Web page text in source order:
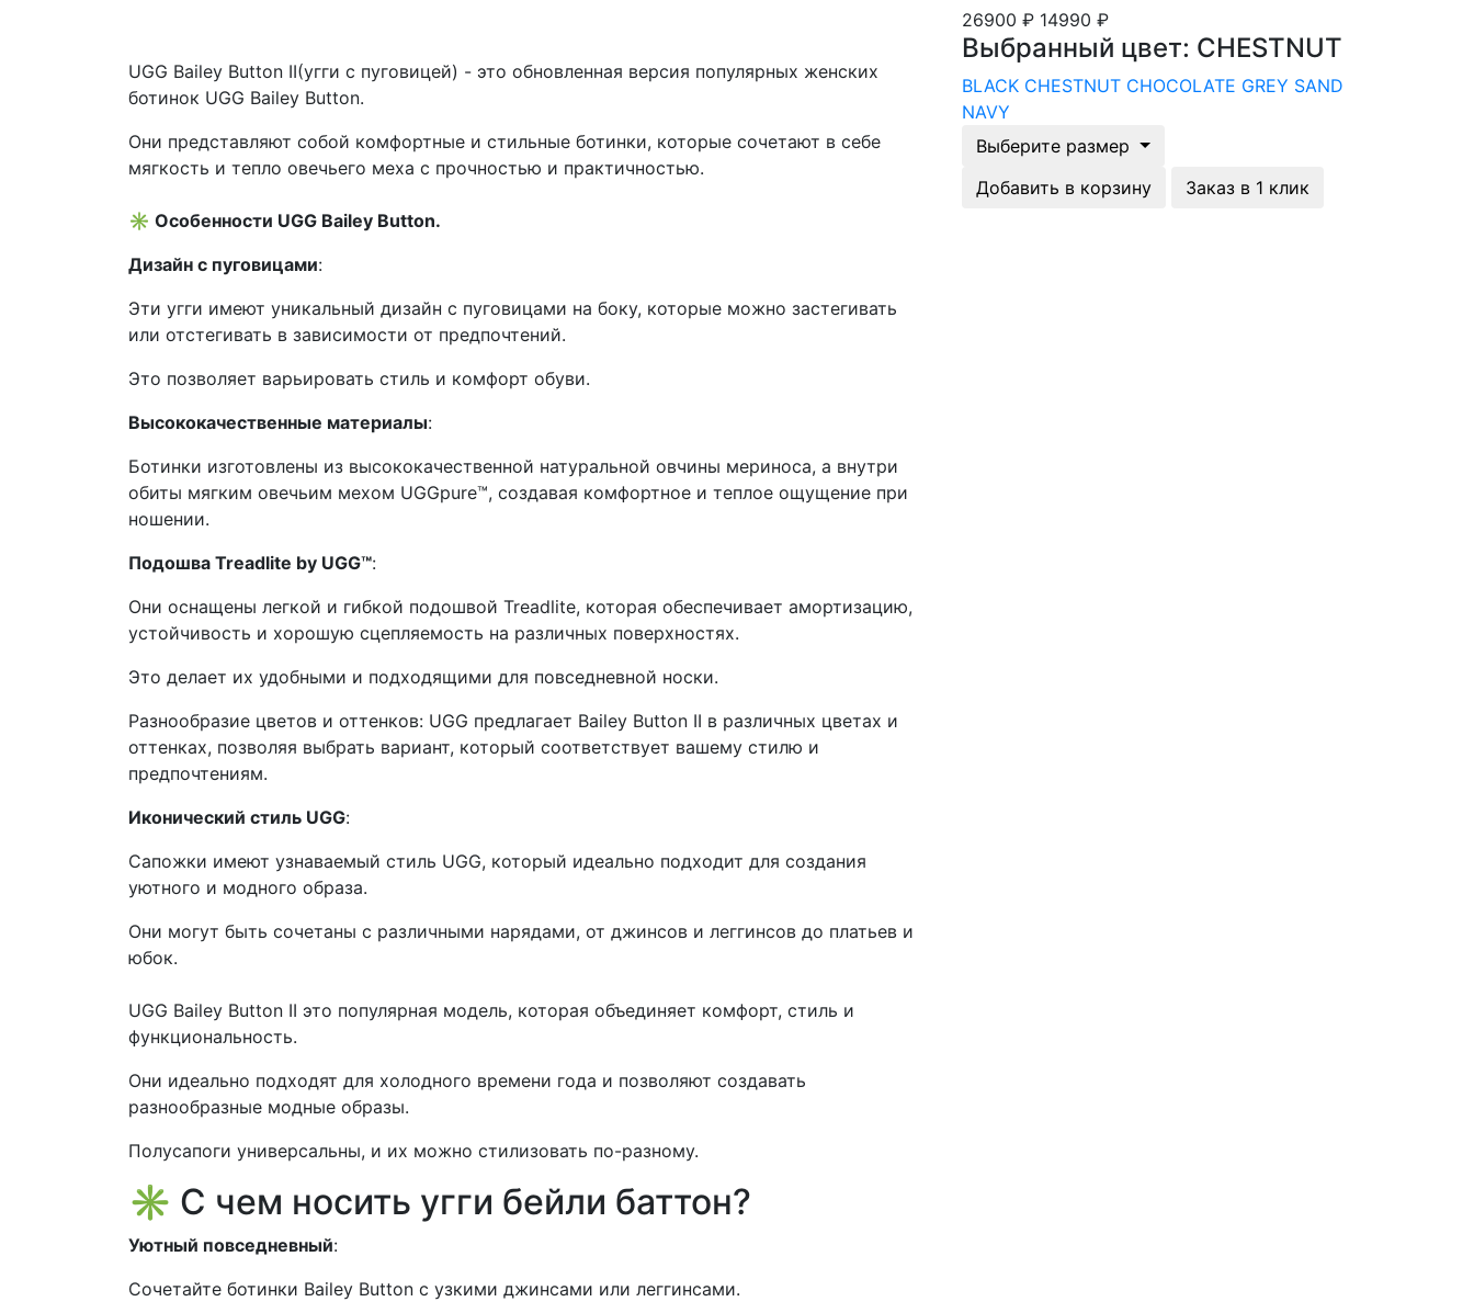
UGG Bailey Button II(угги с пуговицей) - это обновленная версия популярных женских
ботинок UGG Bailey Button.
Они представляют собой комфортные и стильные ботинки, которые сочетают в себе
мягкость и тепло овечьего меха с прочностью и практичностью.
✳ Особенности UGG Bailey Button.
Дизайн с пуговицами:
Эти угги имеют уникальный дизайн с пуговицами на боку, которые можно застегивать
или отстегивать в зависимости от предпочтений.
Это позволяет варьировать стиль и комфорт обуви.
Высококачественные материалы:
Ботинки изготовлены из высококачественной натуральной овчины мериноса, а внутри
обиты мягким овечьим мехом UGGpure™, создавая комфортное и теплое ощущение при
ношении.
Подошва Treadlite by UGG™:
Они оснащены легкой и гибкой подошвой Treadlite, которая обеспечивает амортизацию,
устойчивость и хорошую сцепляемость на различных поверхностях.
Это делает их удобными и подходящими для повседневной носки.
Разнообразие цветов и оттенков: UGG предлагает Bailey Button II в различных цветах и
оттенках, позволяя выбрать вариант, который соответствует вашему стилю и
предпочтениям.
Иконический стиль UGG:
Сапожки имеют узнаваемый стиль UGG, который идеально подходит для создания
уютного и модного образа.
Они могут быть сочетаны с различными нарядами, от джинсов и леггинсов до платьев и
юбок.
UGG Bailey Button II это популярная модель, которая объединяет комфорт, стиль и
функциональность.
Они идеально подходят для холодного времени года и позволяют создавать
разнообразные модные образы.
Полусапоги универсальны, и их можно стилизовать по-разному.
✳ С чем носить угги бейли баттон?
Уютный повседневный:
Сочетайте ботинки Bailey Button с узкими джинсами или леггинсами.
26900 ₽ 14990 ₽
Выбранный цвет: CHESTNUT
BLACK CHESTNUT CHOCOLATE GREY SAND
NAVY
Выберите размер
Добавить в корзину
Заказ в 1 клик